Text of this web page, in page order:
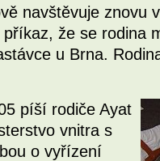
navštěvuje znovu
že se rodina
u Brna.
píší rodiče Ayat
vnitra s
o vyřízení